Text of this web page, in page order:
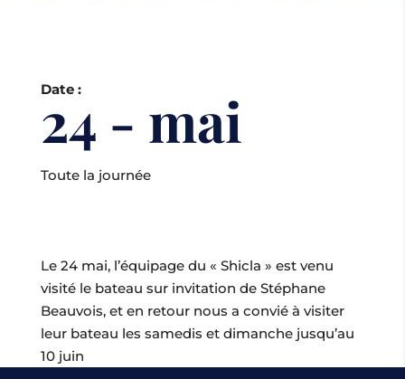
Date :
24 - mai
Toute la journée
Le 24 mai, l’équipage du « Shicla » est venu
visité le bateau sur invitation de Stéphane
Beauvois, et en retour nous a convié à visiter
leur bateau les samedis et dimanche jusqu’au
10 juin